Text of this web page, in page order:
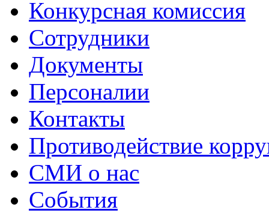
Конкурсная комиссия
Сотрудники
Документы
Персоналии
Контакты
Противодействие
СМИ о нас
События